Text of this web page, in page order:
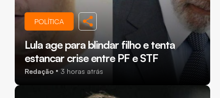
POLÍTICA
Lula age para blindar filho e tenta
estancar crise entre PF e STF
Redação 3 horas atrás